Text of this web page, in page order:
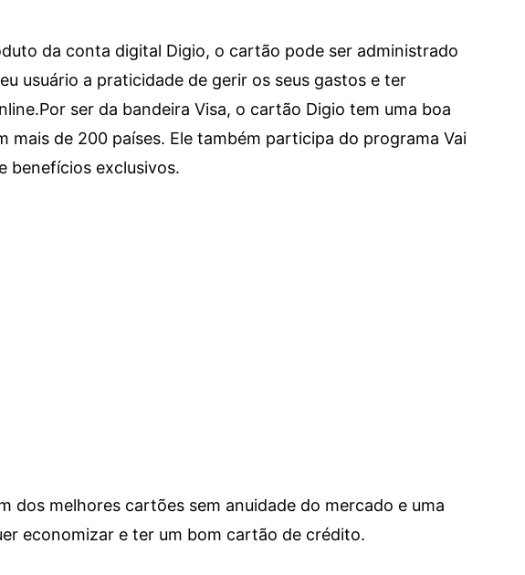
da conta digital Digio, o cartão pode ser administrado
usuário a praticidade de gerir os seus gastos e ter
Por ser da bandeira Visa, o cartão Digio tem uma boa
mais de 200 países. Ele também participa do programa Vai
benefícios exclusivos.
dos melhores cartões sem anuidade do mercado e uma
economizar e ter um bom cartão de crédito.